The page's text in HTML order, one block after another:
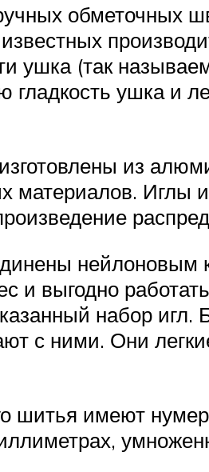
обметочных
ушка (так
гладкость ушка и
из
материалов. Иглы
нейлоновым
и выгодно
набор
с ними. Они
шитья имеют